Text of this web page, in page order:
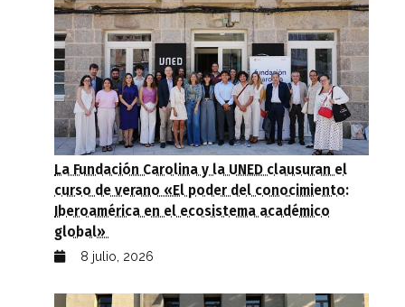
La Fundación Carolina y la UNED clausuran el
curso de verano «El poder del conocimiento:
Iberoamérica en el ecosistema académico
global»
8 julio, 2026